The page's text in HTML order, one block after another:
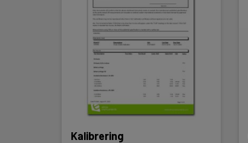
Kalibrering